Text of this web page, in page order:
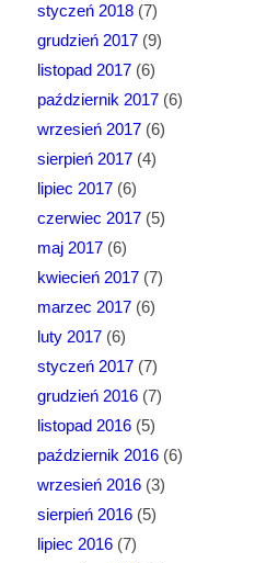
styczeń 2018(7)
grudzień 2017(9)
listopad 2017(6)
październik 2017(6)
wrzesień 2017(6)
sierpień 2017(4)
lipiec 2017(6)
czerwiec 2017(5)
maj 2017(6)
kwiecień 2017(7)
marzec 2017(6)
luty 2017(6)
styczeń 2017(7)
grudzień 2016(7)
listopad 2016(5)
październik 2016(6)
wrzesień 2016(3)
sierpień 2016(5)
lipiec 2016(7)